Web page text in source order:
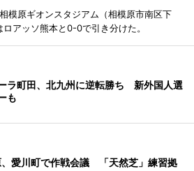
模原ギオンスタジアム（相模原市南区下
アッソ熊本と0-0で引き分けた。
ラ町田、北九州に逆転勝ち 新外国人選
も
愛川町で作戦会議 「天然芝」練習拠